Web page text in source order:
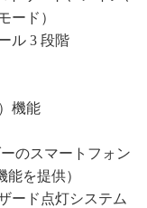
ード）
ル 3 段階
機能
のスマートフォン
を提供）
ード点灯システム